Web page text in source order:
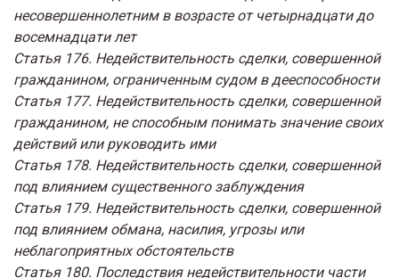
несовершеннолетним в возрасте от четырнадцати до
восемнадцати лет
Статья 176. Недействительность сделки, совершенной
гражданином, ограниченным судом в дееспособности
Статья 177. Недействительность сделки, совершенной
гражданином, не способным понимать значение своих
действий или руководить ими
Статья 178. Недействительность сделки, совершенной
под влиянием существенного заблуждения
Статья 179. Недействительность сделки, совершенной
под влиянием обмана, насилия, угрозы или
неблагоприятных обстоятельств
Статья 180. Последствия недействительности части